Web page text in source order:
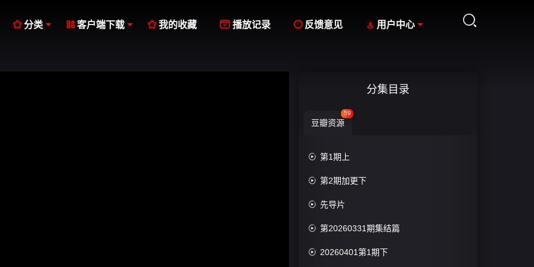

分类 客户端下载 我的收藏  播放记录  反馈意见  用户中心
分集目录
豆瓣资源
59
 第1期上
 第2期加更下
 先导片
 第20260331期集结篇
 20260401第1期下